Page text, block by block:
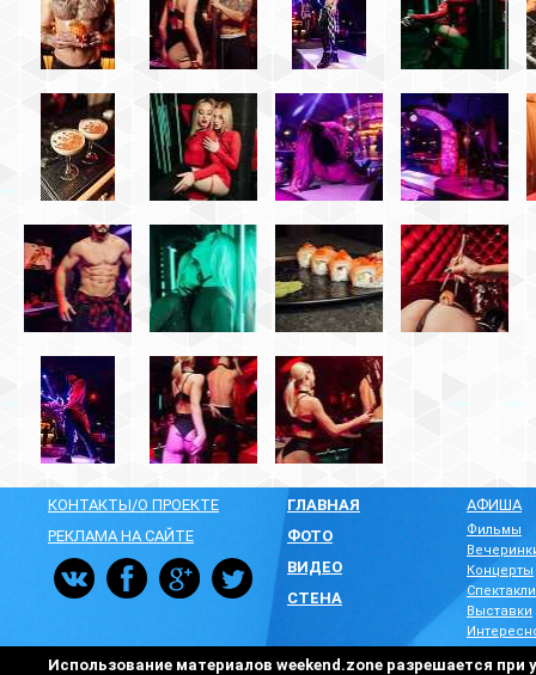
КОНТАКТЫ/О ПРОЕКТЕ
РЕКЛАМА НА САЙТЕ
ГЛАВНАЯ
ФОТО
ВИДЕО
СТЕНА
АФИША
Фильмы
Концерты
Спектакли
Выставки
Использование материалов weekend.zone разрешается